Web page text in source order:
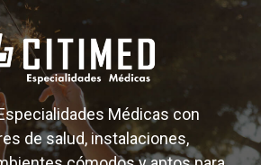
Médicas con
de salud, instalaciones,